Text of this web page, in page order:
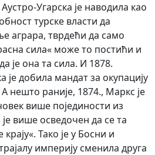
Угарска је наводила као
турске власти да
аграра, тврдећи да само
сила« може то постићи и
је она та сила. И 1878.
је добила мандат за окупацију
нешто раније, 1874., Маркс је
више појединости из
је више осведочен да се та
Тако је у Босни и
империју сменила друга